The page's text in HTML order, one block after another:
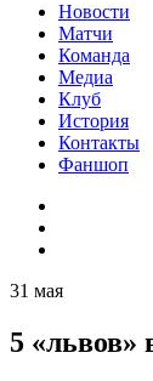
Новости
Матчи
Команда
Медиа
Клуб
История
Контакты
Фаншоп
31 мая
5 «львов»